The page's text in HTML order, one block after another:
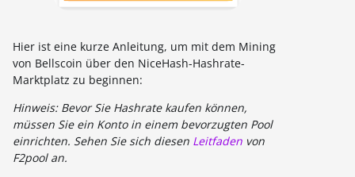
Hier ist eine kurze Anleitung, um mit dem Mining
von Bellscoin über den NiceHash-Hashrate-
Marktplatz zu beginnen:
Hinweis: Bevor Sie Hashrate kaufen können,
müssen Sie ein Konto in einem bevorzugten Pool
einrichten. Sehen Sie sich diesen Leitfaden von
F2pool an.